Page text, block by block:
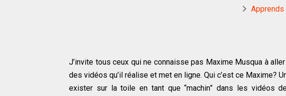
Apprends
J’invite tous ceux qui ne connaisse pas Maxime Musqua à
des vidéos qu’il réalise et met en ligne. Qui c’est ce Maxime?
exister sur la toile en tant que “machin” dans les vidéos